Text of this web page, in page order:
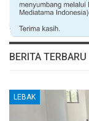
BERITA TERBARU
LEBAK